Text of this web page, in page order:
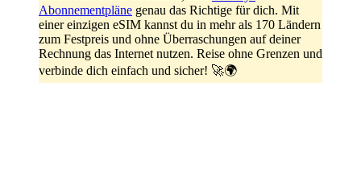
Abonnementpläne genau das Richtige für dich. Mit
einer einzigen eSIM kannst du in mehr als 170 Ländern
zum Festpreis und ohne Überraschungen auf deiner
Rechnung das Internet nutzen. Reise ohne Grenzen und
verbinde dich einfach und sicher! 🚀🌍